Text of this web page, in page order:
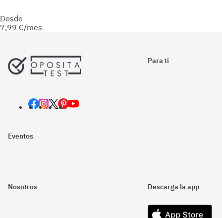
Desde
7,99 €/mes
Para ti
Eventos
Nosotros Descarga la app